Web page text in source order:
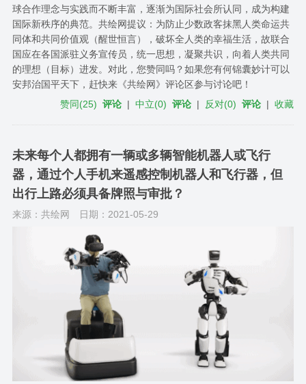
球合作理念与实践而不断丰富，逐渐为国际社会所认同，成为构建
国际新秩序的典范。共绘网提议：为防止少数政客抹黑人类命运共
同体和共同价值观（醒世恒言），破坏全人类的幸福生活，故联合
国应在各国派驻义务宣传员，统一思想，凝聚共识，向着人类共同
的理想（目标）进发。对此，您赞同吗？如果您有何锦囊妙计可以
安邦治国平天下，赶快来《共绘网》评论区参与讨论吧！
赞同(25) 评论 |中立(0) 评论 | 反对(0) 评论 |收藏
未来每个人都拥有一辆或多辆智能机器人或飞行
器，通过个人手机来遥感控制机器人和飞行器，但
出行上路必须具备牌照与审批？
来源：共绘网 日期：2021-05-29